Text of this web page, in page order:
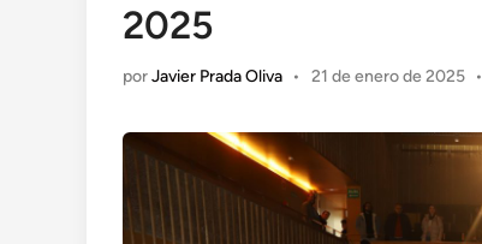
2025
porJavier Prada Oliva • 21 de enero de 2025 •